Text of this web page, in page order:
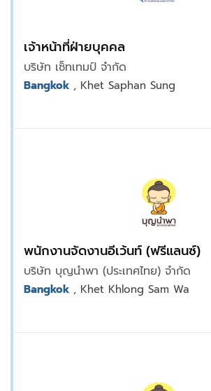
เจ้าหน้าที่ฝ่ายบุคคล
บริษัท เซ็ทเทมป์ จำกัด
Bangkok , Khet Saphan Sung
พนักงานจัดงานอีเว้นท์ (ฟรีแลนซ์)
บริษัท บุญนำพา (ประเทศไทย) จำกัด
Bangkok , Khet Khlong Sam Wa